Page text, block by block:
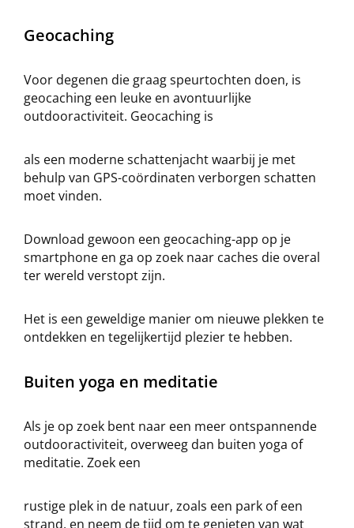
Geocaching
Voor degenen die graag speurtochten doen, is
geocaching een leuke en avontuurlijke
outdooractiviteit. Geocaching is
als een moderne schattenjacht waarbij je met
behulp van GPS-coördinaten verborgen schatten
moet vinden.
Download gewoon een geocaching-app op je
smartphone en ga op zoek naar caches die overal
ter wereld verstopt zijn.
Het is een geweldige manier om nieuwe plekken te
ontdekken en tegelijkertijd plezier te hebben.
Buiten yoga en meditatie
Als je op zoek bent naar een meer ontspannende
outdooractiviteit, overweeg dan buiten yoga of
meditatie. Zoek een
rustige plek in de natuur, zoals een park of een
strand, en neem de tijd om te genieten van wat